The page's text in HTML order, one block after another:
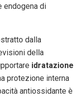
endogena di
dalla
della
idratazione
protezione interna
antiossidante è